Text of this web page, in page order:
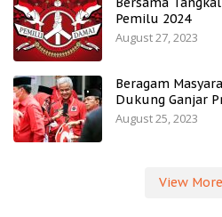
Pemilu 2024
August 27, 2023
Beragam
Dukung Ganjar
August 25, 2023
View More